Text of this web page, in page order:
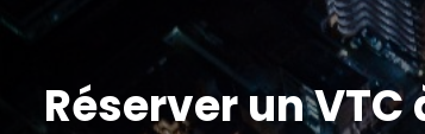
Réserver un